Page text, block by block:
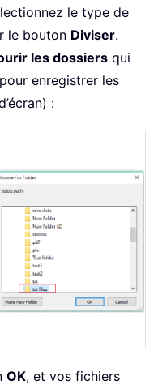
le type de
le bouton Diviser.
les dossiers qui
enregistrer les
:
OK, et vos fichiers